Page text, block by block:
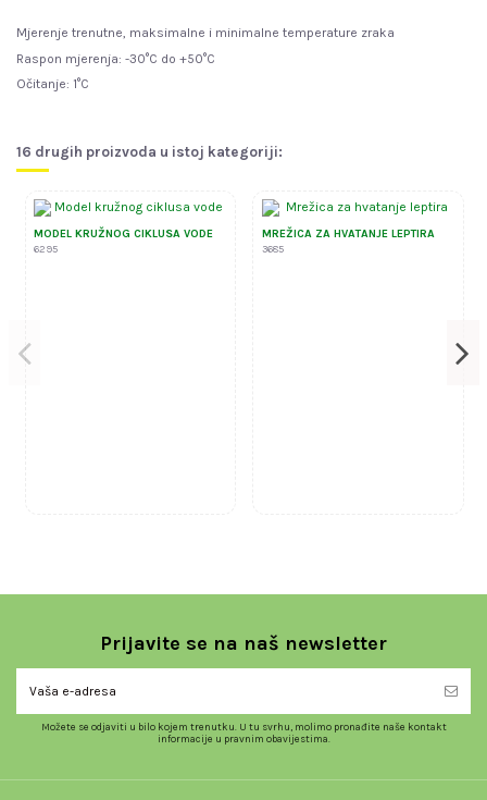
Mjerenje trenutne, maksimalne i minimalne temperature zraka
Raspon mjerenja: -30°C do +50°C
Očitanje: 1°C
16 drugih proizvoda u istoj kategoriji:
MODEL KRUŽNOG CIKLUSA VODE
6295
MREŽICA ZA HVATANJE LEPTIRA
3685
Prijavite se na naš newsletter
Možete se odjaviti u bilo kojem trenutku. U tu svrhu, molimo pronađite naše kontakt
informacije u pravnim obavijestima.